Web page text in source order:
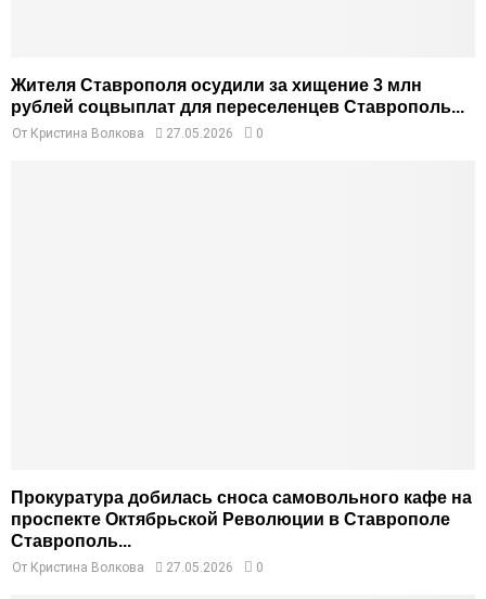
Жителя Ставрополя осудили за хищение 3 млн
рублей соцвыплат для переселенцев Ставрополь...
От Кристина Волкова 27.05.2026 0
Прокуратура добилась сноса самовольного кафе на
проспекте Октябрьской Революции в Ставрополе
Ставрополь...
От Кристина Волкова 27.05.2026 0